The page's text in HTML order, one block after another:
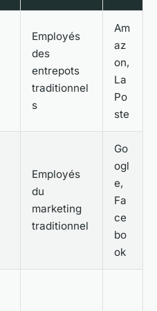
Employés
des
entrepots
traditionnel
s
Am
az
on,
La
Po
ste
Employés
du
marketing
traditionnel
Go
ogl
e,
Fa
ce
bo
ok